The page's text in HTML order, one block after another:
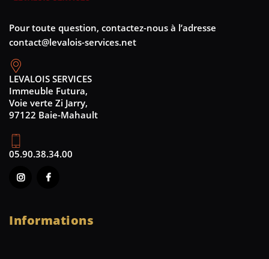
Pour toute question, contactez-nous à l’adresse
contact@levalois-services.net
LEVALOIS SERVICES
Immeuble Futura,
Voie verte Zi Jarry,
97122 Baie-Mahault
05.90.38.34.00
Informations